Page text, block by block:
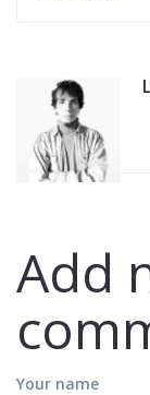
Add
Your name